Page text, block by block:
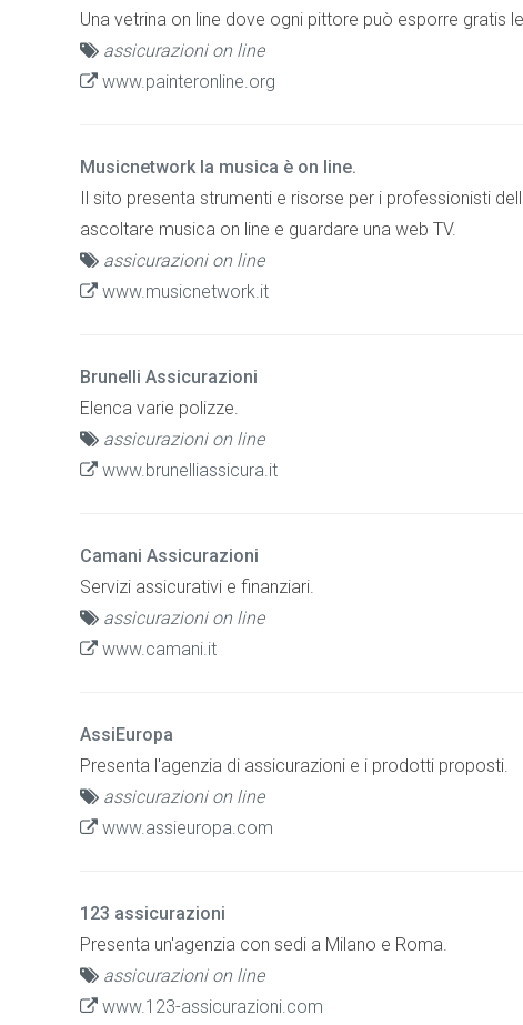
Una vetrina on line dove ogni pittore può esporre gratis
assicurazioni on line
www.painteronline.org
Musicnetwork la musica è on line.
Il sito presenta strumenti e risorse per i professionisti
ascoltare musica on line e guardare una web TV.
assicurazioni on line
www.musicnetwork.it
Brunelli Assicurazioni
Elenca varie polizze.
assicurazioni on line
www.brunelliassicura.it
Camani Assicurazioni
Servizi assicurativi e finanziari.
assicurazioni on line
www.camani.it
AssiEuropa
Presenta l'agenzia di assicurazioni e i prodotti proposti.
assicurazioni on line
www.assieuropa.com
123 assicurazioni
Presenta un'agenzia con sedi a Milano e Roma.
assicurazioni on line
www.123-assicurazioni.com